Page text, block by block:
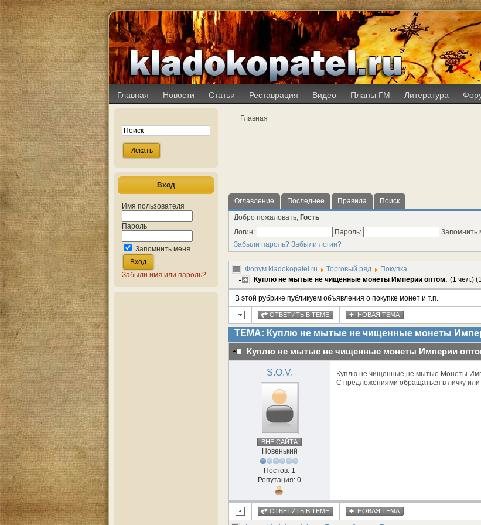
Главная Новости Статьи Реставрация Видео Планы ГМ Литература
Вход
Имя пользователя
Пароль
Запомнить меня
Забыли имя или пароль?
Главная
Оглавление Последнее Правила
Поиск
Добро пожаловать, Гость
Логин:
Пароль:
Запомнить
Забыли пароль? Забыли логин?
Форум kladokopatel.ru Торговый ряд
Покупка
Куплю не мытые не чищенные монеты Империи оптом. (1 чел.)
В этой рубрике публикуем объявления о покупке монет и т.п.
ОТВЕТИТЬ В ТЕМЕ НОВАЯ ТЕМА
ТЕМА: Куплю не мытые не чищенные монеты
Куплю не мытые не чищенные монеты Империи
S.O.V.
ВНЕ САЙТА
Новенький
Постов: 1
Репутация: 0
Куплю не чищенные,не мытые Монеты
С предложениями обращаться в личку или
ОТВЕТИТЬ В ТЕМЕ НОВАЯ ТЕМА